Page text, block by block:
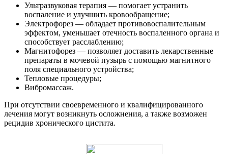
Ультразвуковая терапия — помогает устранить
воспаление и улучшить кровообращение;
Электрофорез — обладает противовоспалительным
эффектом, уменьшает отечность воспаленного органа и
способствует расслаблению;
Магнитофорез — позволяет доставить лекарственные
препараты в мочевой пузырь с помощью магнитного
поля специального устройства;
Тепловые процедуры;
Вибромассаж.
При отсутствии своевременного и квалифицированного
лечения могут возникнуть осложнения, а также возможен
рецидив хронического цистита.